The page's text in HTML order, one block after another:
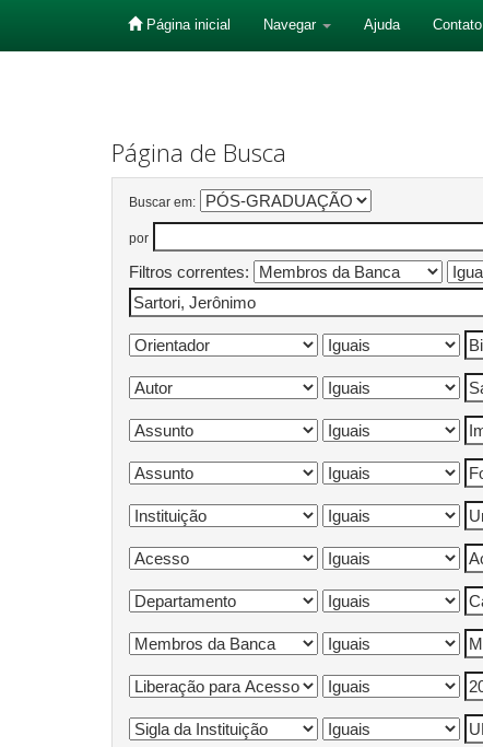
Página inicial Navegar Ajuda Contato
Página de Busca
Buscar em:
por
Filtros correntes: